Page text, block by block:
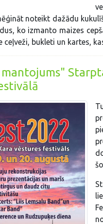
noteikt dažādu
ko izmanto maizes
ceļveži, bukleti un kartes,